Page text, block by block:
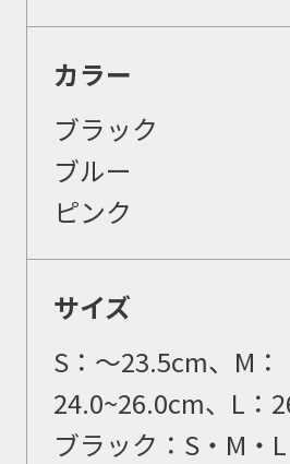
カラー
ブラック
ブルー
ピンク
サイズ
S：〜23.5cm、M：
24.0~26.0cm、L：
ブラック：S・M・L